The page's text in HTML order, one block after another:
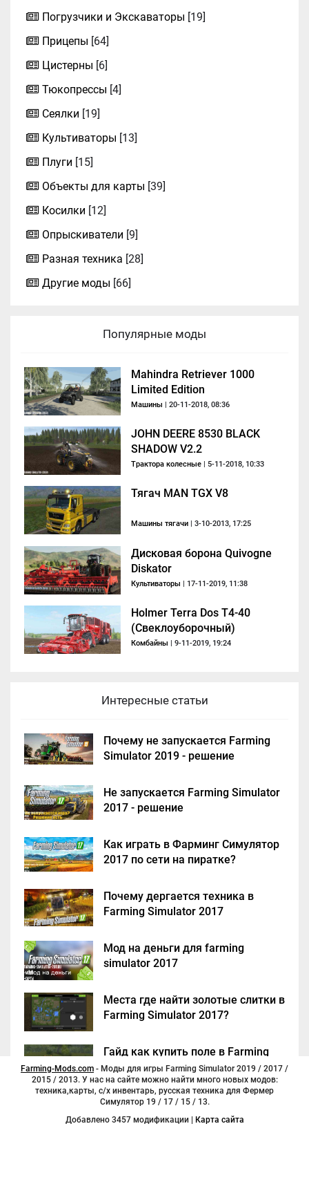
Погрузчики и Экскаваторы [19]
Прицепы [64]
Цистерны [6]
Тюкопрессы [4]
Сеялки [19]
Культиваторы [13]
Плуги [15]
Объекты для карты [39]
Косилки [12]
Опрыскиватели [9]
Разная техника [28]
Другие моды [66]
Популярные моды
Mahindra Retriever 1000
Limited Edition
Машины | 20-11-2018, 08:36
JOHN DEERE 8530 BLACK
SHADOW V2.2
Трактора колесные | 5-11-2018, 10:33
Тягач MAN TGX V8
Машины тягачи | 3-10-2013, 17:25
Дисковая борона Quivogne
Diskator
Культиваторы | 17-11-2019, 11:38
Holmer Terra Dos T4-40
(Свеклоуборочный)
Комбайны | 9-11-2019, 19:24
Интересные статьи
Почему не запускается Farming
Simulator 2019 - решение
Не запускается Farming Simulator
2017 - решение
Как играть в Фарминг Симулятор
2017 по сети на пиратке?
Почему дергается техника в
Farming Simulator 2017
Мод на деньги для farming
simulator 2017
Места где найти золотые слитки в
Farming Simulator 2017?
Гайд как купить поле в Farming
Simulator 2017
Farming-Mods.com
2015 / 2013. У нас на сайте можно найти много новых модов:
техника,карты, с/х инвентарь, русская техника для Фермер
Симулятор 19 / 17 / 15 / 13.
Добавлено 3457 модификации |
Карта сайта